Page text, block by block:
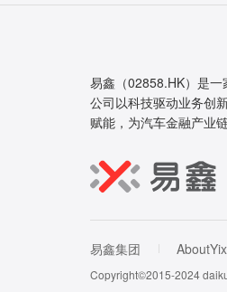
易鑫（02858.HK）是
公司以科技驱动业务创
赋能，为汽车金融产业
易鑫集团
Copyright©2015-2024